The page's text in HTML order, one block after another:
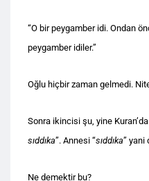
“O bir peygamber idi. Ondan
peygamber idiler.”
Oğlu hiçbir zaman gelmedi.
Sonra ikincisi şu, yine
sıddıka”. Annesi “sıddıka” yani
Ne demektir bu?